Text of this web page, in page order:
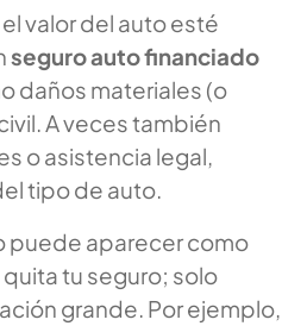
valor del auto esté
seguro auto financiado
daños materiales (o
A veces también
o asistencia legal,
tipo de auto.
puede aparecer como
tu seguro; solo
grande. Por ejemplo,